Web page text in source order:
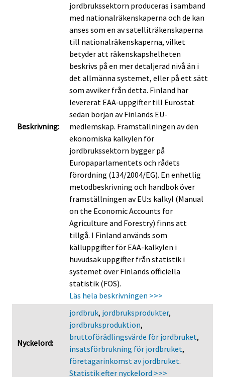
Beskrivning:
jordbrukssektorn produceras i samband
med nationalräkenskaperna och de kan
anses som en av satelliträkenskaperna
till nationalräkenskaperna, vilket
betyder att räkenskapshelheten
beskrivs på en mer detaljerad nivå än i
det allmänna systemet, eller på ett sätt
som avviker från detta. Finland har
levererat EAA-uppgifter till Eurostat
sedan början av Finlands EU-
medlemskap. Framställningen av den
ekonomiska kalkylen för
jordbrukssektorn bygger på
Europaparlamentets och rådets
förordning (134/2004/EG). En enhetlig
metodbeskrivning och handbok över
framställningen av EU:s kalkyl (Manual
on the Economic Accounts for
Agriculture and Forestry) finns att
tillgå. I Finland används som
källuppgifter för EAA-kalkylen i
huvudsak uppgifter från statistik i
systemet över Finlands officiella
statistik (FOS).
Läs hela beskrivningen >>>
Nyckelord:
jordbruk, jordbruksprodukter,
jordbruksproduktion,
bruttoförädlingsvärde för jordbruket,
insatsförbrukning för jordbruket,
företagarinkomst av jordbruket.
Statistik efter nyckelord >>>